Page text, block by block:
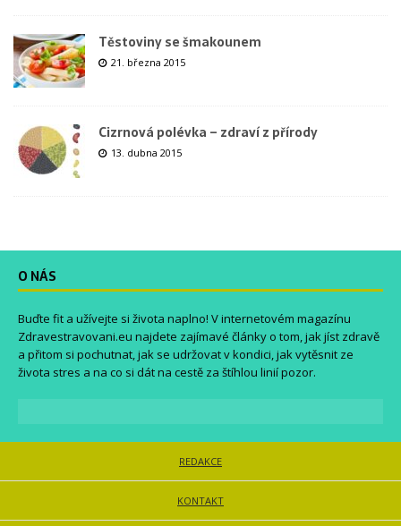
Těstoviny se šmakounem
21. března 2015
Cizrnová polévka – zdraví z přírody
13. dubna 2015
O NÁS
Buďte fit a užívejte si života naplno! V internetovém magazínu
Zdravestravovani.eu najdete zajímavé články o tom, jak jíst zdravě
a přitom si pochutnat, jak se udržovat v kondici, jak vytěsnit ze
života stres a na co si dát na cestě za štíhlou linií pozor.
REDAKCE
KONTAKT